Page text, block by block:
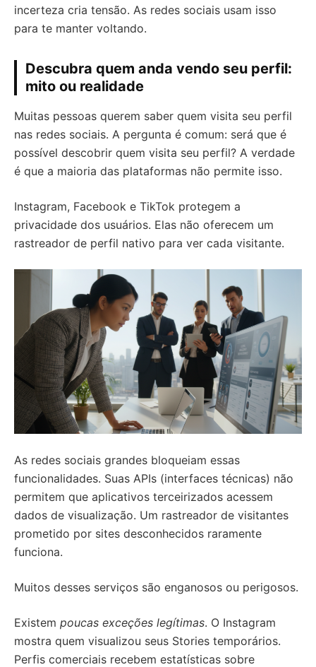
incerteza cria tensão. As redes sociais usam isso
para te manter voltando.
Descubra quem anda vendo seu perfil:
mito ou realidade
Muitas pessoas querem saber quem visita seu perfil
nas redes sociais. A pergunta é comum: será que é
possível descobrir quem visita seu perfil? A verdade
é que a maioria das plataformas não permite isso.
Instagram, Facebook e TikTok protegem a
privacidade dos usuários. Elas não oferecem um
rastreador de perfil nativo para ver cada visitante.
As redes sociais grandes bloqueiam essas
funcionalidades. Suas APIs (interfaces técnicas) não
permitem que aplicativos terceirizados acessem
dados de visualização. Um rastreador de visitantes
prometido por sites desconhecidos raramente
funciona.
Muitos desses serviços são enganosos ou perigosos.
Existem poucas exceções legítimas. O Instagram
mostra quem visualizou seus Stories temporários.
Perfis comerciais recebem estatísticas sobre